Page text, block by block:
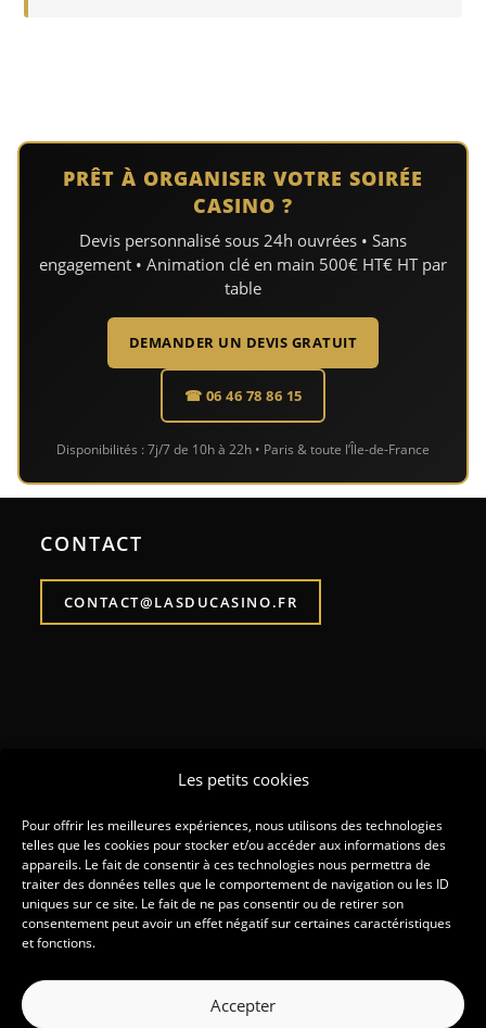
Les petits cookies
Pour offrir les meilleures expériences, nous utilisons des technologies
telles que les cookies pour stocker et/ou accéder aux informations des
appareils. Le fait de consentir à ces technologies nous permettra de
traiter des données telles que le comportement de navigation ou les ID
uniques sur ce site. Le fait de ne pas consentir ou de retirer son
consentement peut avoir un effet négatif sur certaines caractéristiques
et fonctions.
Accepter
PRÊT À ORGANISER VOTRE SOIRÉE
CASINO ?
Devis personnalisé sous 24h ouvrées • Sans
engagement • Animation clé en main 500€ HT€ HT par
table
DEMANDER UN DEVIS GRATUIT
☎ 06 46 78 86 15
Disponibilités : 7j/7 de 10h à 22h • Paris & toute l’Île-de-France
CONTACT
CONTACT@LASDUCASINO.FR
Copyright 2026 – L'As du Casino
Pour aller plus loin
soirée gala école